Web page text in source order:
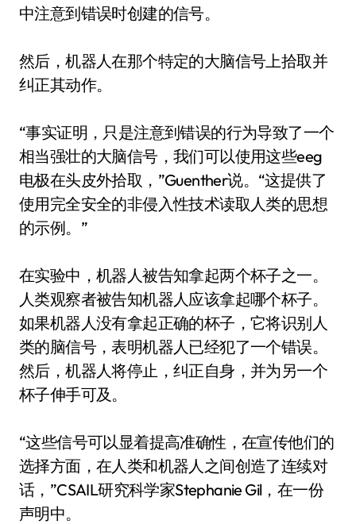
中注意到错误时创建的信号。
然后，机器人在那个特定的大脑信号上拾取并
纠正其动作。
“事实证明，只是注意到错误的行为导致了一个
相当强壮的大脑信号，我们可以使用这些eeg
电极在头皮外拾取，”Guenther说。“这提供了
使用完全安全的非侵入性技术读取人类的思想
的示例。”
在实验中，机器人被告知拿起两个杯子之一。
人类观察者被告知机器人应该拿起哪个杯子。
如果机器人没有拿起正确的杯子，它将识别人
类的脑信号，表明机器人已经犯了一个错误。
然后，机器人将停止，纠正自身，并为另一个
杯子伸手可及。
“这些信号可以显着提高准确性，在宣传他们的
选择方面，在人类和机器人之间创造了连续对
话，”​​CSAIL研究科学家Stephanie Gil，在一份
声明中。